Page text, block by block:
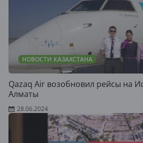
НОВОСТИ КАЗАХСТАНА
Qazaq Air возобновил рейсы на
Алматы
28.06.2024